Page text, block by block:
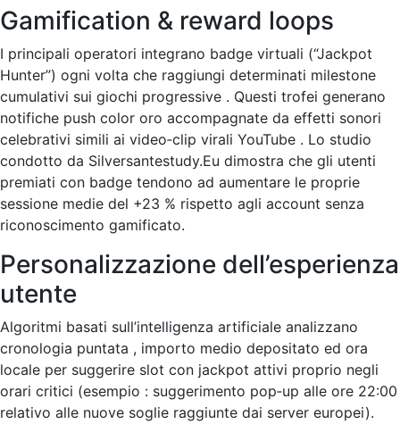
Gamification & reward loops
I principali operatori integrano badge virtua­li (“Jackpot
Hunter”) ogni volta che raggiungi determinati milestone
cumulativi sui giochi progressive . Questi trofei generano
notifiche push color oro accompagnate da effetti sonori
celebrativi simili ai video‐clip virali YouTube . Lo studio
condotto da Silversantestudy.Eu dimostra che gli utenti
premiati con badge tendono ad aumentare le proprie
sessione medie del +23 % rispetto agli account senza
riconoscimento gamificato.​
Personalizzazione dell’esperienza
utente
Algoritmi basati sull’intelligenza artificiale analizzano
cronologia puntata , importo medio depositato ed ora
locale per suggerire slot con jackpot attivi proprio negli
orari critici (esempio : suggerimento pop‐up alle ore 22:00
relativo alle nuove soglie raggiunte dai server europei).